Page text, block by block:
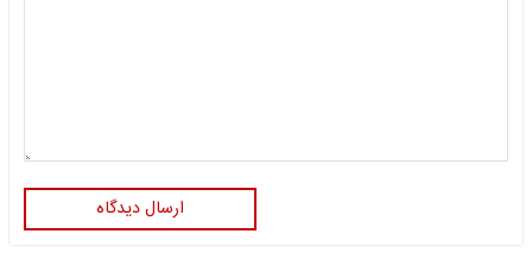
ارسال دیدگاه